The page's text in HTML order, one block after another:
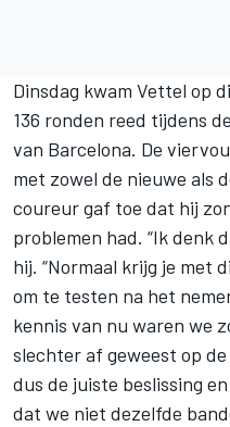
Dinsdag kwam Vettel op
136 ronden reed tijdens
van Barcelona. De
met zowel de nieuwe als
coureur gaf toe dat hij
problemen had. “Ik denk
hij. “Normaal krijg je met
om te testen na het
kennis van nu waren we
slechter af geweest op
dus de juiste beslissing
dat we niet dezelfde